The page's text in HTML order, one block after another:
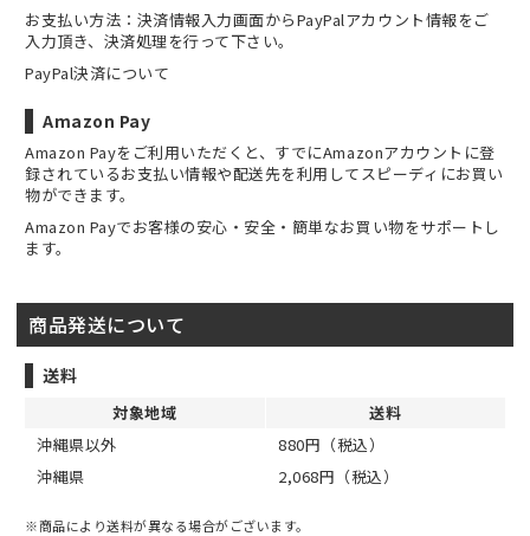
お支払い方法：決済情報入力画面からPayPalアカウント情報をご
入力頂き、決済処理を行って下さい。
PayPal決済について
Amazon Pay
Amazon Payをご利用いただくと、すでにAmazonアカウントに登
録されているお支払い情報や配送先を利用してスピーディにお買い
物ができます。
Amazon Payでお客様の安心・安全・簡単なお買い物をサポートし
ます。
商品発送について
送料
対象地域
送料
沖縄県以外
880円（税込）
沖縄県
2,068円（税込）
※商品により送料が異なる場合がございます。